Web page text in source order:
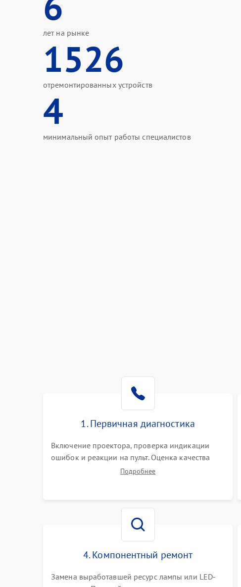
лет на рынке
1526
отремонтированных устройств
4
минимальный опыт работы специалистов
1. Первичная диагностика
Включение проектора, проверка индикации
ошибок и реакции на пульт. Оценка качества
проекции, яркости лампы, наличия артефактов
Подробнее
4. Компонентный ремонт
Замена выработавшей ресурс лампы или LED-